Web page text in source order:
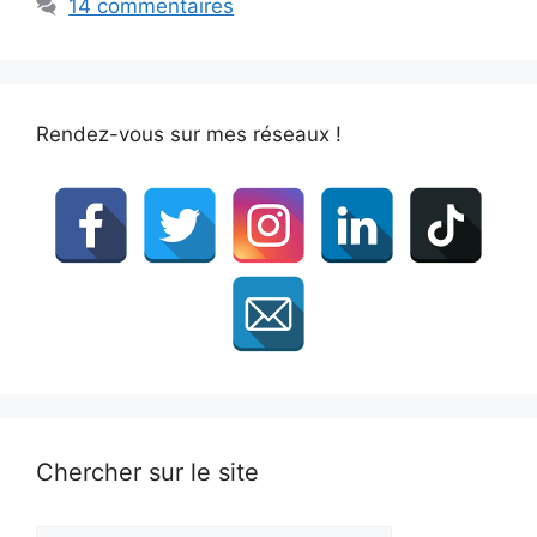
14 commentaires
Rendez-vous sur mes réseaux !
Chercher sur le site